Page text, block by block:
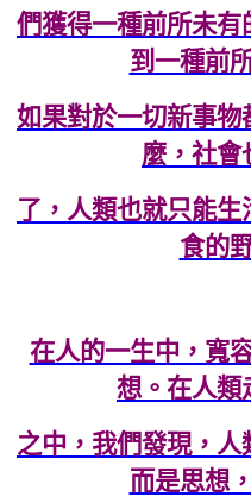
們獲得一種前所未
到一種前
如果對於一切新事
麼，社會
了，人類也就只能
食的
在人的一生中，寬
想。在人類
之中，我們發現，
而是思想